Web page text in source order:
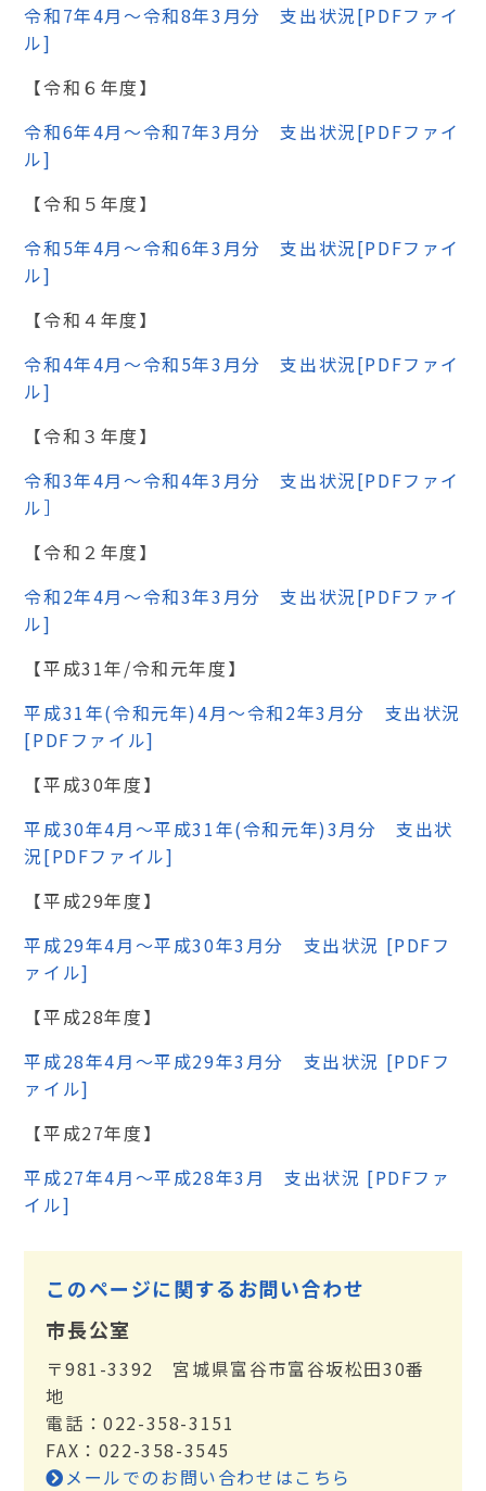
令和7年4月～令和8年3月分 支出状況[PDFファイ
ル]
【令和６年度】
令和6年4月～令和7年3月分 支出状況[PDFファイ
ル]
【令和５年度】
令和5年4月～令和6年3月分 支出状況[PDFファイ
ル]
【令和４年度】
令和4年4月～令和5年3月分 支出状況[PDFファイ
ル]
【令和３年度】
令和3年4月～令和4年3月分 支出状況[PDFファイ
ル］
【令和２年度】
令和2年4月～令和3年3月分 支出状況[PDFファイ
ル]
【平成31年/令和元年度】
平成31年(令和元年)4月～令和2年3月分 支出状況
[PDFファイル]
【平成30年度】
平成30年4月～平成31年(令和元年)3月分 支出状
況[PDFファイル]
【平成29年度】
平成29年4月～平成30年3月分 支出状況 [PDFフ
ァイル]
【平成28年度】
平成28年4月～平成29年3月分 支出状況 [PDFフ
ァイル]
【平成27年度】
平成27年4月～平成28年3月 支出状況 [PDFファ
イル]
このページに関するお問い合わせ
市長公室
〒981-3392 宮城県富谷市富谷坂松田30番
地
電話：022-358-3151
FAX：022-358-3545
メールでのお問い合わせはこちら